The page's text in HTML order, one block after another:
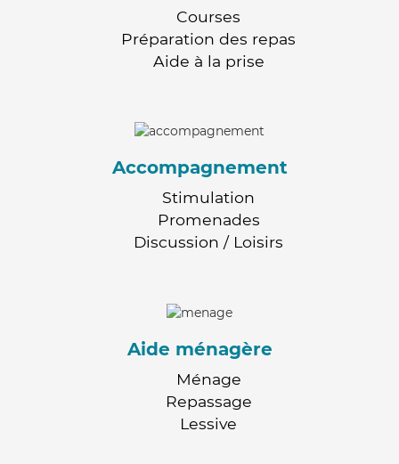
Courses
Préparation des repas
Aide à la prise
Accompagnement
Stimulation
Promenades
Discussion / Loisirs
Aide ménagère
Ménage
Repassage
Lessive